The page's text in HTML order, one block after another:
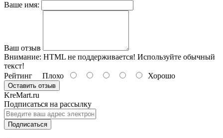
Ваше имя:
Ваш отзыв
Внимание: HTML не поддерживается! Используйте обычный
текст!
Рейтинг Плохо Хорошо
Оставить отзыв
KreMart.ru
Подписаться на рассылку
Подписаться